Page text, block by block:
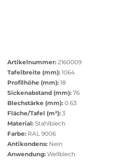
anzeigen
Artikelnummer: 2160009
Tafelbreite (mm): 1064
Profilhöhe (mm): 18
Sickenabstand (mm): 76
Blechstärke (mm): 0.63
Fläche/Tafel (m²): 3
Material: Stahlblech
Farbe: RAL 9006
Antikondens: Nein
Anwendung: Wellblech